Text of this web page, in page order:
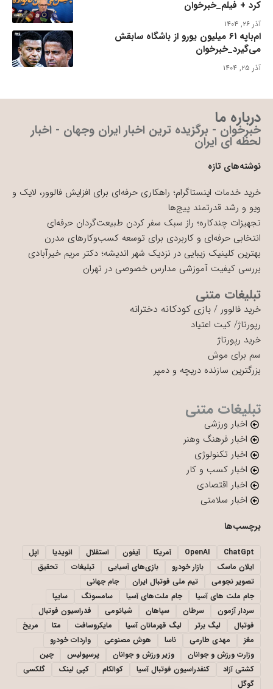
کرد + فیلم_خبرخوان
آذر ۲۶, ۱۴۰۴
ام‌باپه ۶۱ میلیون یورو از باشگاه سابقش
می‌گیرد_خبرخوان
آذر ۲۵, ۱۴۰۴
درباره ما
خبرخوان - برگزیده ترین اخبار ایران وجهان - اخبار
لحظه ای ایران
نوشته‌های تازه
خرید خدمات اینستاگرام؛ راهکاری حرفه‌ای برای افزایش فالوور، لایک و
ویو و رشد قدرتمند پیج‌ها
تجهیزات چندکاره؛ راز سبک سفر کردن طبیعت‌گردان حرفه‌ای
انتخابی حرفه‌ای و کاربردی برای توسعه کسب‌وکارهای مدرن
بهترین کلینیک زیبایی در نزدیک شهر اندیشه؛ دکتر مریم خیرآبادی
بررسی کیفیت آموزشی مدارس خصوصی در تهران
تبلیغات متنی
خرید فالوور / بازی کودکانه دخترانه
رپورتاژ/ کیت اعتیاد
خرید رپورتاژ
سم برای موش
بزرگترین سازنده دریچه و دمپر
تبلیغات متنی
اخبار ورزشی
اخبار فرهنگ وهنر
اخبار تکنولوژی
اخبار کسب و کار
اخبار اقتصادی
اخبار سلامتی
برچسب‌ها
ChatGpt
OpenAI آمریکا آیفون استقلال انویدیا
اپل
ایلان ماسک
بازار خودرو بازی‌های آسیایی تبلیغات
تحقیق
تصویر نجومی
تیم ملی فوتبال ایران
جام جهانی
جام ملت های آسیا
جام ملت‌های آسیا سامسونگ
سایپا
سردار آزمون
سرطان سپاهان شیائومی
فدراسیون فوتبال
فوتبال
لیگ برتر لیگ قهرمانان آسیا مایکروسافت متا
مریخ
مغز
مهدی طارمی ناسا هوش مصنوعی
واردات خودرو
وزارت ورزش و جوانان
وزیر ورزش و جوانان پرسپولیس
چین
کشتی آزاد
کنفدراسیون فوتبال آسیا کوالکام کپی لینک
گلکسی
گوگل